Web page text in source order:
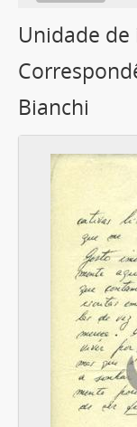
Unidade de
Bianchi